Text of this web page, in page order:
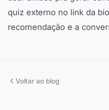
quiz externo no link da
recomendação e a
Voltar ao blog